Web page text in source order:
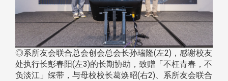
◎系所友会联合总会创会总会长孙瑞隆(左2)，感谢校友
处执行长彭春阳(左3)的长期协助，致赠「不枉青春，不
负淡江」䌽带，与母校校长葛焕昭(右2)、系所友会联合